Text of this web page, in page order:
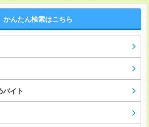
かんたん検索はこちら
バイト